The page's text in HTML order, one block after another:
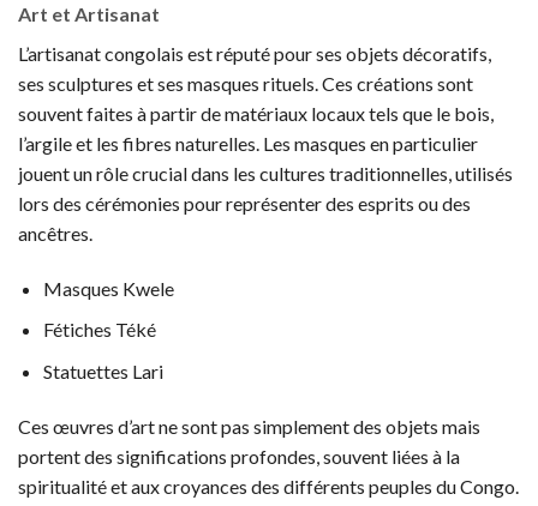
Art et Artisanat
L’artisanat congolais est réputé pour ses objets décoratifs,
ses sculptures et ses masques rituels. Ces créations sont
souvent faites à partir de matériaux locaux tels que le bois,
l’argile et les fibres naturelles. Les masques en particulier
jouent un rôle crucial dans les cultures traditionnelles, utilisés
lors des cérémonies pour représenter des esprits ou des
ancêtres.
Masques Kwele
Fétiches Téké
Statuettes Lari
Ces œuvres d’art ne sont pas simplement des objets mais
portent des significations profondes, souvent liées à la
spiritualité et aux croyances des différents peuples du Congo.